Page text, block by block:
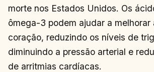
morte nos Estados Unidos. Os
ômega-3 podem ajudar a melhorar
coração, reduzindo os níveis de
diminuindo a pressão arterial e
de arritmias cardíacas.